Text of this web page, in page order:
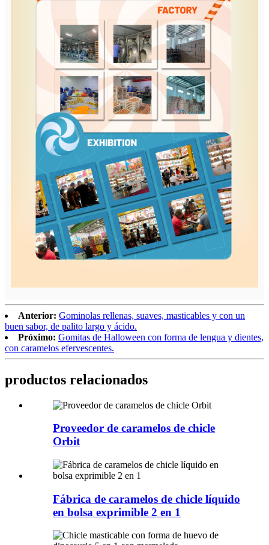
Anterior: Gominolas rellenas, suaves, masticables y con un
buen sabor, de palito largo y ácido.
Próximo: Gomitas de Halloween con forma de lengua y dientes,
con caramelos efervescentes.
productos relacionados
Proveedor de caramelos de chicle
Orbit
Fábrica de caramelos de chicle líquido
en bolsa exprimible 2 en 1